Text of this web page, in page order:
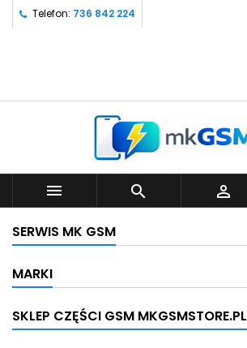
Telefon: 736 842 224
  
SERWIS MK GSM
MARKI
SKLEP CZĘŚCI GSM MKGSMSTORE.PL